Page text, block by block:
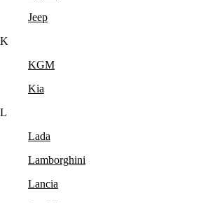
Jeep
K
KGM
Kia
L
Lada
Lamborghini
Lancia